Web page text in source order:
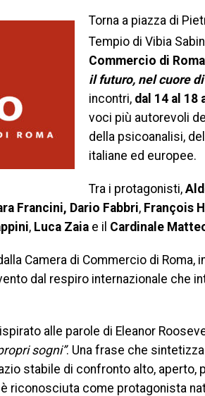
Torna a piazza di
Tempio di Vibia
Commercio di Roma
il futuro, nel cuore di
incontri, dal 14 al 18
voci più autorevoli
della psicoanalisi,
italiane ed europee.
Tra i protagonisti,
Francini, Dario Fabbri, François
, Luca Zaia e il Cardinale
Camera di Commercio di Roma,
dal respiro internazionale che
alle parole di Eleanor
sogni”. Una frase che
stabile di confronto alto, aperto,
riconosciuta come protagonista